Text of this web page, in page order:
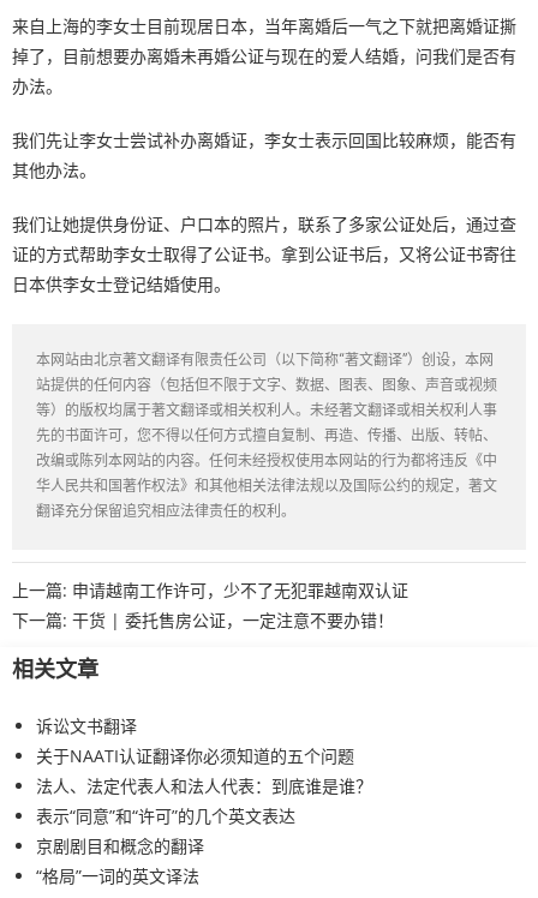
来自上海的李女士目前现居日本，当年离婚后一气之下就把离婚证撕
掉了，目前想要办离婚未再婚公证与现在的爱人结婚，问我们是否有
办法。
我们先让李女士尝试补办离婚证，李女士表示回国比较麻烦，能否有
其他办法。
我们让她提供身份证、户口本的照片，联系了多家公证处后，通过查
证的方式帮助李女士取得了公证书。拿到公证书后，又将公证书寄往
日本供李女士登记结婚使用。
本网站由北京著文翻译有限责任公司（以下简称“著文翻译”）创设，本网
站提供的任何内容（包括但不限于文字、数据、图表、图象、声音或视频
等）的版权均属于著文翻译或相关权利人。未经著文翻译或相关权利人事
先的书面许可，您不得以任何方式擅自复制、再造、传播、出版、转帖、
改编或陈列本网站的内容。任何未经授权使用本网站的行为都将违反《中
华人民共和国著作权法》和其他相关法律法规以及国际公约的规定，著文
翻译充分保留追究相应法律责任的权利。
上一篇: 申请越南工作许可，少不了无犯罪越南双认证
下一篇: 干货 | 委托售房公证，一定注意不要办错！
相关文章
诉讼文书翻译
关于NAATI认证翻译你必须知道的五个问题
法人、法定代表人和法人代表：到底谁是谁？
表示“同意”和“许可”的几个英文表达
京剧剧目和概念的翻译
“格局”一词的英文译法